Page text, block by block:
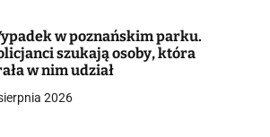
w poznańskim parku.
szukają osoby, która
w nim udział
2026